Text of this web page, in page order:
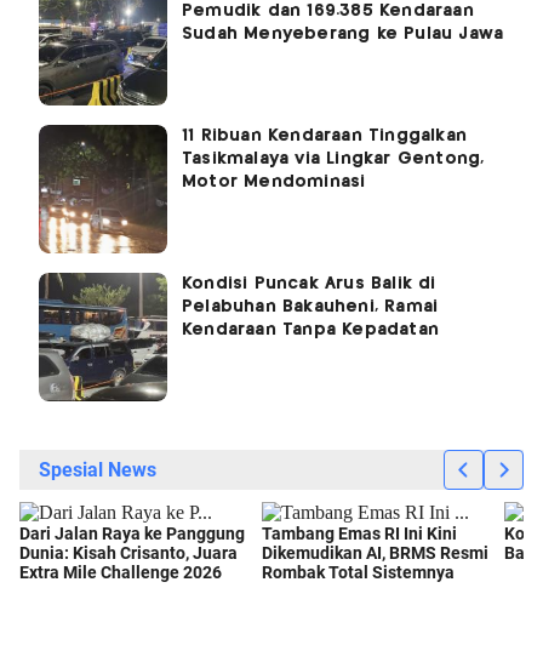
Pemudik dan 169.385 Kendaraan
Sudah Menyeberang ke Pulau Jawa
11 Ribuan Kendaraan Tinggalkan
Tasikmalaya via Lingkar Gentong,
Motor Mendominasi
Kondisi Puncak Arus Balik di
Pelabuhan Bakauheni, Ramai
Kendaraan Tanpa Kepadatan